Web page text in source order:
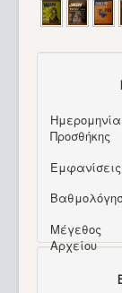
Ημερομηνία
Προσθήκης
Εμφανίσεις
Μέγεθος
Αρχείου